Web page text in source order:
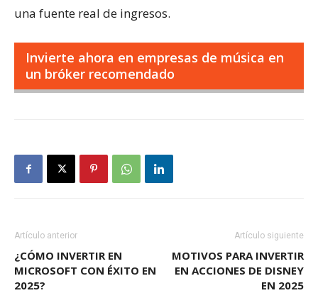
una fuente real de ingresos.
Invierte ahora en empresas de música en
un bróker recomendado
Artículo anterior
¿CÓMO INVERTIR EN
MICROSOFT CON ÉXITO EN
2025?
Artículo siguiente
MOTIVOS PARA INVERTIR
EN ACCIONES DE DISNEY
EN 2025